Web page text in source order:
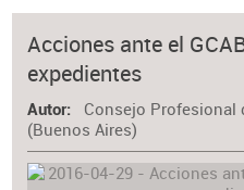
Acciones ante el
expedientes
Autor
Consejo Profesional
(Buenos Aires)